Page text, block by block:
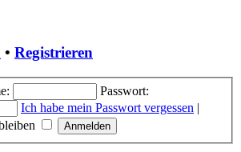
• Registrieren
Passwort:
Ich habe mein Passwort vergessen |